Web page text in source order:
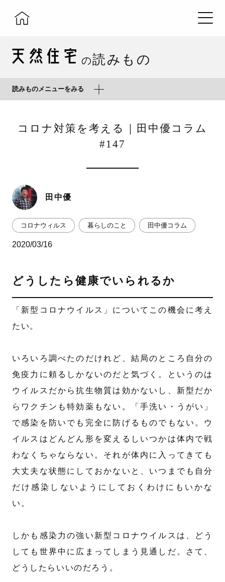
の読みもの
読みものメニューをみる
コロナ対策を考える｜田中優コラム
#147
田中優
コロナウィルス 暮らしのこと 田中優コラム
2020/03/16
どうしたら健康でいられるか
「新型コロナウイルス」についてこの機会に考え
たい。
いろいろ調べたのだけれど、結局のところ自分の
免疫力に頼るしかないのだと気づく。というのは
ウイルスだから抗生物質は効かないし、新型だか
らワクチンも特効薬もない。「手洗い・うがい」
で感染を防いでも完全に防げるものでもない。ウ
イルスはどんどん形を変えるしいつかは体内で戦
わなくちゃならない。それが体内に入ってきても
大丈夫な状態にしておかないと、いつまでも自分
だけ感染しないようにしておくわけにもいかな
い。
しかも感染力の強い新型コロナウイルスは、どう
しても世界中に広まってしまう見通しだ。さて、
どうしたらいいのだろう。